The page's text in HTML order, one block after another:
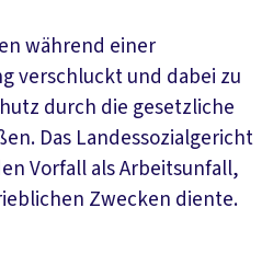
während einer
verschluckt und dabei zu
durch die gesetzliche
Das Landessozialgericht
Vorfall als Arbeitsunfall,
Zwecken diente.